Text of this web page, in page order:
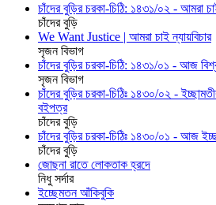
চাঁদের বুড়ির চরকা-চিঠি: ১৪৩১/০২ - আমরা
চাঁদের বুড়ি
We Want Justice | আমরা চাই ন্যায়বিচার
সৃজন বিভাগ
চাঁদের বুড়ির চরকা-চিঠি: ১৪৩১/০১ - আজ
সৃজন বিভাগ
চাঁদের বুড়ির চরকা-চিঠিঃ ১৪৩০/০২ -
বইপত্র
চাঁদের বুড়ি
চাঁদের বুড়ির চরকা-চিঠিঃ ১৪৩০/০১ - আজ
চাঁদের বুড়ি
জোছনা রাতে লোকতাক হ্রদে
নিধু সর্দার
ইচ্ছেমতন আঁকিবুকি